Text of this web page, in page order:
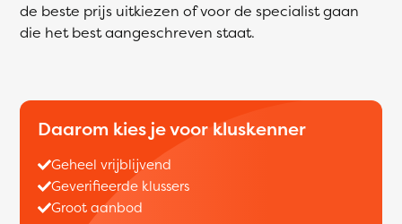
de beste prijs uitkiezen of voor de specialist gaan
die het best aangeschreven staat.
Daarom kies je voor kluskenner
Geheel vrijblijvend
Geverifieerde klussers
Groot aanbod